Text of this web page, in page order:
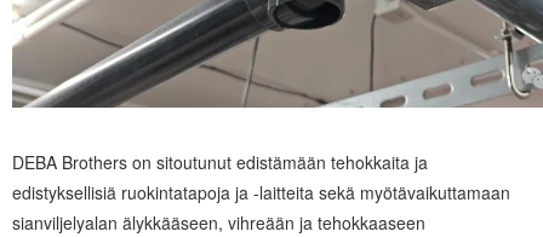
DEBA Brothers on sitoutunut edistämään tehokkaita ja
edistyksellisiä ruokintatapoja ja -laitteita sekä myötävaikuttamaan
sianviljelyalan älykkääseen, vihreään ja tehokkaaseen